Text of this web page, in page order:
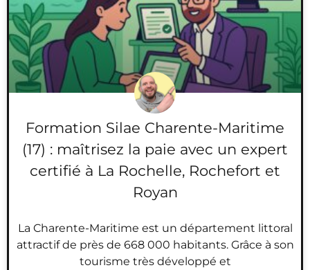
Formation Silae Charente-Maritime
(17) : maîtrisez la paie avec un expert
certifié à La Rochelle, Rochefort et
Royan
La Charente-Maritime est un département littoral
attractif de près de 668 000 habitants. Grâce à son
tourisme très développé et